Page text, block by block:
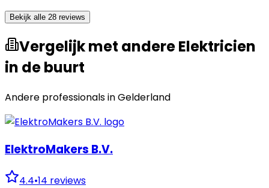
Bekijk alle 28 reviews
Vergelijk met andere Elektricien
in de buurt
Andere professionals inGelderland
ElektroMakers B.V.
4.4•14 reviews